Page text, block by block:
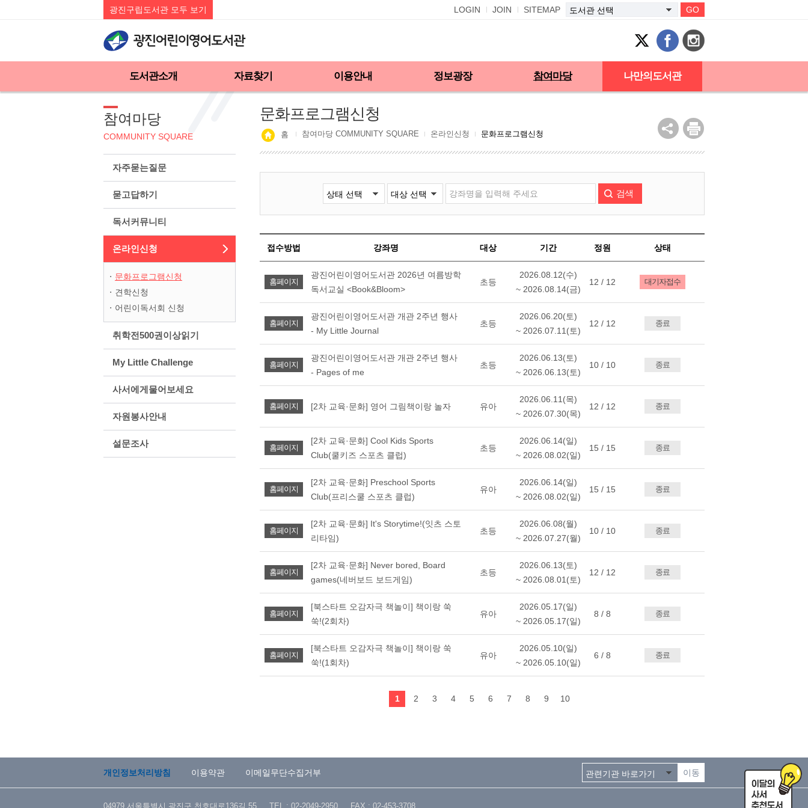
광진구립도서관 모두 보기 LOGIN JOIN SITEMAP GO
도서관소개 자료찾기 이용안내 정보광장 참여마당 나만의도서관
참여마당
COMMUNITY SQUARE
자주묻는질문
묻고답하기
독서커뮤니티
온라인신청
문화프로그램신청
견학신청
어린이독서회 신청
취학전500권이상읽기
My Little Challenge
사서에게물어보세요
자원봉사안내
설문조사
문화프로그램신청
홈 참여마당 COMMUNITY SQUARE 온라인신청 문화프로그램신청
검색
접수방법 강좌명 대상 기간 정원 상태
홈페이지
광진어린이영어도서관 2026년 여름방학
독서교실 <Book&Bloom>
초등
2026.08.12(수)
~ 2026.08.14(금)
12 / 12 대기자접수
홈페이지
광진어린이영어도서관 개관 2주년 행사
- My Little Journal
초등
2026.06.20(토)
~ 2026.07.11(토)
12 / 12 종료
홈페이지
광진어린이영어도서관 개관 2주년 행사
- Pages of me
초등
2026.06.13(토)
~ 2026.06.13(토)
10 / 10 종료
홈페이지 [2차 교육·문화] 영어 그림책이랑 놀자 유아
2026.06.11(목)
~ 2026.07.30(목)
12 / 12 종료
홈페이지
[2차 교육·문화] Cool Kids Sports
Club(쿨키즈 스포츠 클럽)
초등
2026.06.14(일)
~ 2026.08.02(일)
15 / 15 종료
홈페이지
[2차 교육·문화] Preschool Sports
Club(프리스쿨 스포츠 클럽)
유아
2026.06.14(일)
~ 2026.08.02(일)
15 / 15 종료
홈페이지
[2차 교육·문화] It's Storytime!(잇츠 스토
리타임)
초등
2026.06.08(월)
~ 2026.07.27(월)
10 / 10 종료
홈페이지
[2차 교육·문화] Never bored, Board
games(네버보드 보드게임)
초등
2026.06.13(토)
~ 2026.08.01(토)
12 / 12 종료
홈페이지
[북스타트 오감자극 책놀이] 책이랑 쑥
쑥!(2회차)
유아
2026.05.17(일)
~ 2026.05.17(일)
8 / 8 종료
홈페이지
[북스타트 오감자극 책놀이] 책이랑 쑥
쑥!(1회차)
유아
2026.05.10(일)
~ 2026.05.10(일)
6 / 8 종료
1 2 3 4 5 6 7 8 9 10
개인정보처리방침 이용약관 이메일무단수집거부 이동
04979 서울특별시 광진구 천호대로136길 55 TEL : 02-2049-2950 FAX : 02-453-3708